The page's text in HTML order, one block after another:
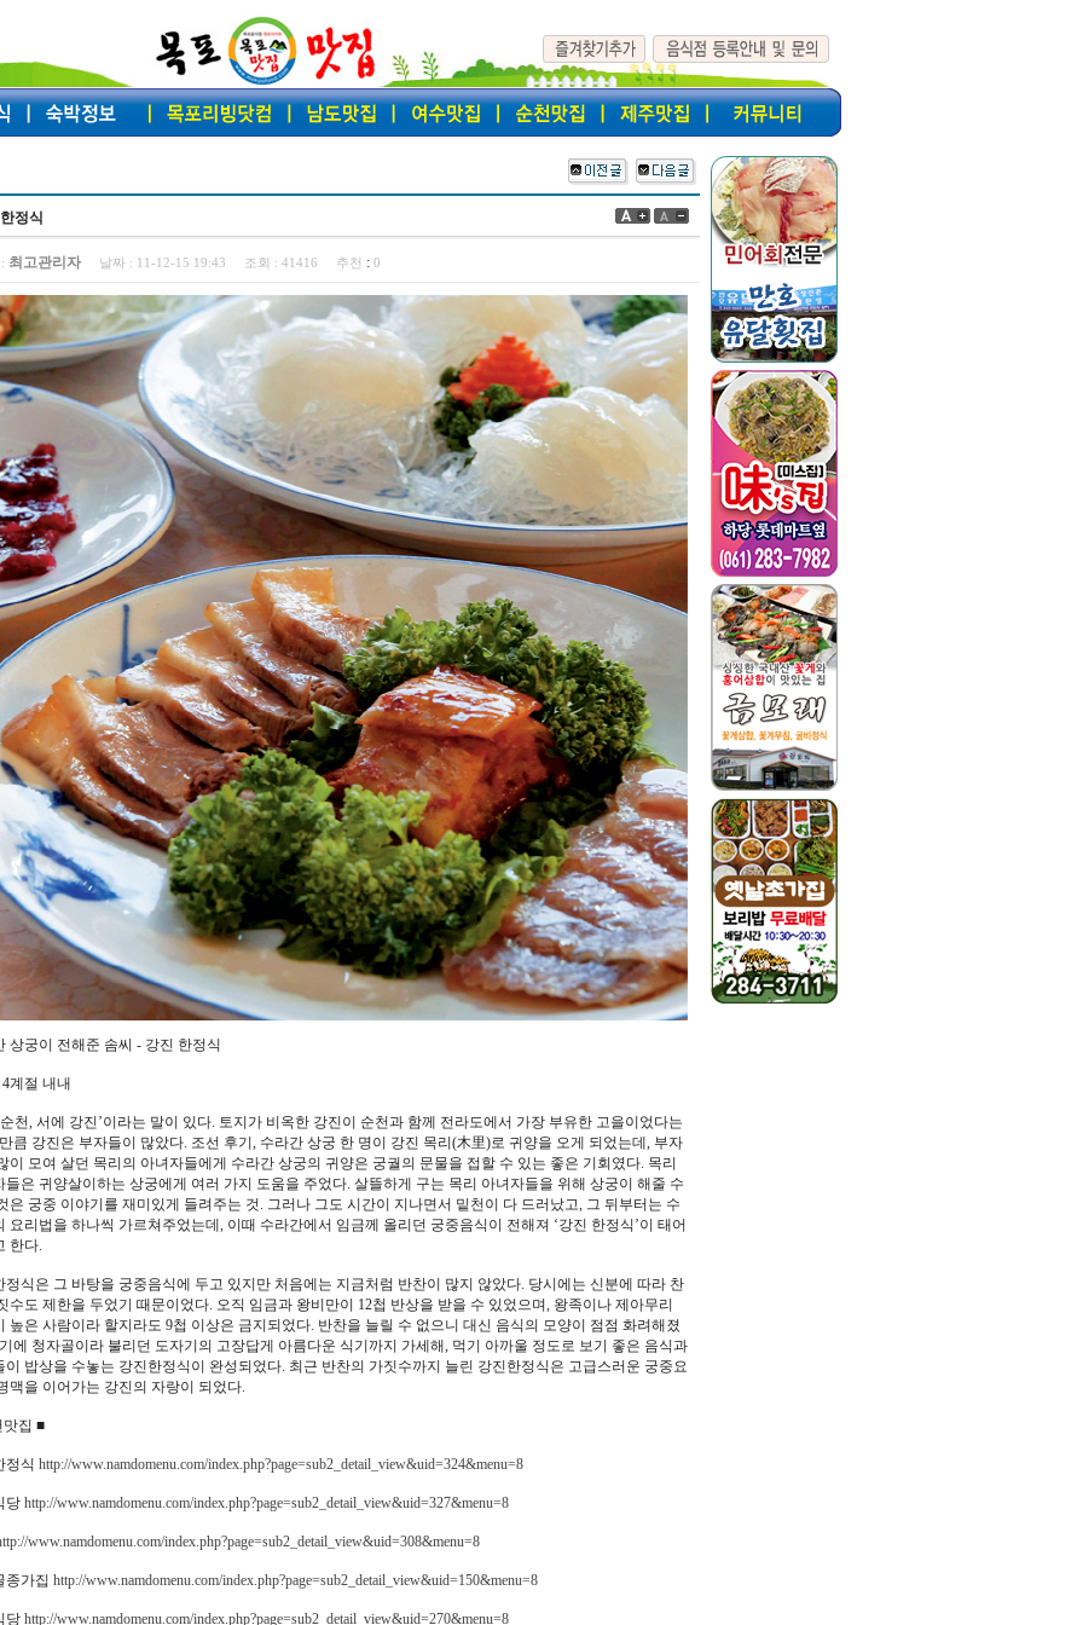
정식
최고관리자 날짜 : 11-12-15 19:43 조회 : 41416 추천 : 0
상궁이 전해준 솜씨 - 강진 한정식
계절 내내
천, 서에 강진’이라는 말이 있다. 토지가 비옥한 강진이 순천과 함께 전라도에서 가장 부유한 고을이었다는
큼 강진은 부자들이 많았다. 조선 후기, 수라간 상궁 한 명이 강진 목리(木里)로 귀양을 오게 되었는데, 부자
이 모여 살던 목리의 아녀자들에게 수라간 상궁의 귀양은 궁궐의 문물을 접할 수 있는 좋은 기회였다. 목리
들은 귀양살이하는 상궁에게 여러 가지 도움을 주었다. 살뜰하게 구는 목리 아녀자들을 위해 상궁이 해줄 수
은 궁중 이야기를 재미있게 들려주는 것. 그러나 그도 시간이 지나면서 밑천이 다 드러났고, 그 뒤부터는 수
요리법을 하나씩 가르쳐주었는데, 이때 수라간에서 임금께 올리던 궁중음식이 전해져 ‘강진 한정식’이 태어
한다.
정식은 그 바탕을 궁중음식에 두고 있지만 처음에는 지금처럼 반찬이 많지 않았다. 당시에는 신분에 따라 찬
수도 제한을 두었기 때문이었다. 오직 임금과 왕비만이 12첩 반상을 받을 수 있었으며, 왕족이나 제아무리
높은 사람이라 할지라도 9첩 이상은 금지되었다. 반찬을 늘릴 수 없으니 대신 음식의 모양이 점점 화려해졌
에 청자골이라 불리던 도자기의 고장답게 아름다운 식기까지 가세해, 먹기 아까울 정도로 보기 좋은 음식과
이 밥상을 수놓는 강진한정식이 완성되었다. 최근 반찬의 가짓수까지 늘린 강진한정식은 고급스러운 궁중요
맥을 이어가는 강진의 자랑이 되었다.
맛집 ■
정식 http://www.namdomenu.com/index.php?page=sub2_detail_view&uid=324&menu=8
당 http://www.namdomenu.com/index.php?page=sub2_detail_view&uid=327&menu=8
www.namdomenu.com/index.php?page=sub2_detail_view&uid=308&menu=8
종가집 http://www.namdomenu.com/index.php?page=sub2_detail_view&uid=150&menu=8
당 http://www.namdomenu.com/index.php?page=sub2_detail_view&uid=270&menu=8